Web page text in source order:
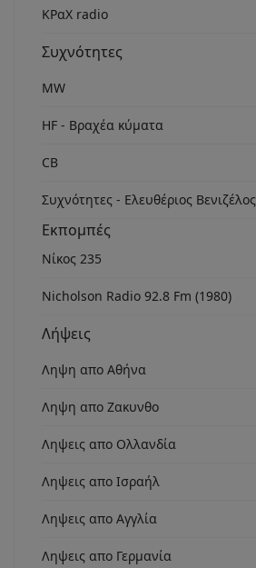
ΚΡαΧ radio
Συχνότητες
MW
HF - Βραχέα κύματα
CB
Συχνότητες - Ελευθέριος Βενιζέλος
Εκπομπές
Νίκος 235
Nicholson Radio 92.8 Fm (1980)
Λήψεις
Ληψη απο Αθήνα
Ληψη απο Ζακυνθο
Ληψεις απο Ολλανδία
Ληψεις απο Ισραήλ
Ληψεις απο Αγγλία
Ληψεις απο Γερμανία